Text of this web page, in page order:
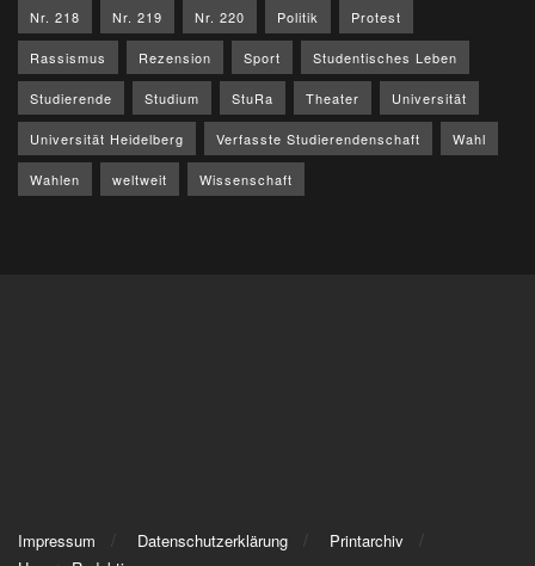
Nr. 218 Nr. 219 Nr. 220 Politik Protest
Rassismus Rezension Sport Studentisches Leben
Studierende Studium StuRa Theater Universität
Universität Heidelberg Verfasste Studierendenschaft Wahl
Wahlen weltweit Wissenschaft
Impressum Datenschutzerklärung
Printarchiv